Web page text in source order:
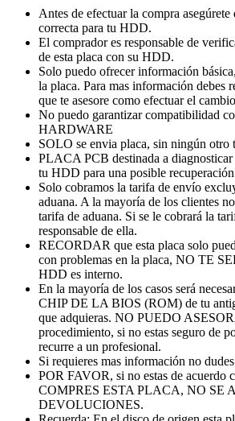
Antes de efectuar la compra asegúrete
correcta para tu HDD.
El comprador es responsable de
de esta placa con su HDD.
Solo puedo ofrecer información
la placa. Para mas información debes
que te asesore como efectuar el
No puedo garantizar compatibilidad
HARDWARE
SOLO se envia placa, sin ningún otro
PLACA PCB destinada a diagnosticar
tu HDD para una posible recuperación
Solo cobramos la tarifa de envío
aduana. A la mayoría de los clientes
tarifa de aduana. Si se le cobrará la
responsable de ella.
RECORDAR que esta placa solo
con problemas en la placa, NO TE
HDD es interno.
En la mayoría de los casos será
CHIP DE LA BIOS (ROM) de tu
que adquieras. NO PUEDO
procedimiento, si no estas seguro de
recurre a un profesional.
Si requieres mas información no
POR FAVOR, si no estas de acuerdo
COMPRES ESTA PLACA, NO SE
DEVOLUCIONES.